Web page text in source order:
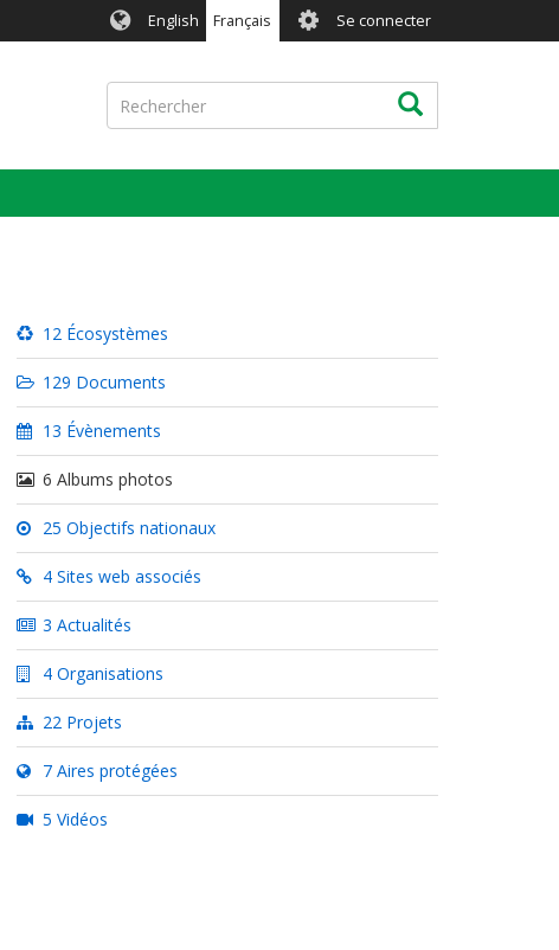
English Français User
account
menu
Se connecter
Rechercher Rechercher
12 Écosystèmes
129 Documents
13 Évènements
6 Albums photos
25 Objectifs nationaux
4 Sites web associés
3 Actualités
4 Organisations
22 Projets
7 Aires protégées
5 Vidéos